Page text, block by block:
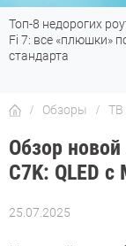
Подпишись на наш
мессенджере МАХ
Обзоры ТВ
Обзор новой
C7K: QLED
25.07.2025
Автор: